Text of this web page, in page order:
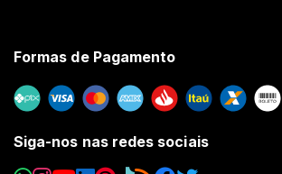
Formas de Pagamento
Siga-nos nas redes sociais